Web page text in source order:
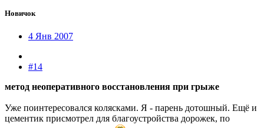
Новичок
4 Янв 2007
#14
метод неоперативного восстановления при грыже
Уже поинтересовался колясками. Я - парень дотошный. Ещё и
цементик присмотрел для благоустройства дорожек, по